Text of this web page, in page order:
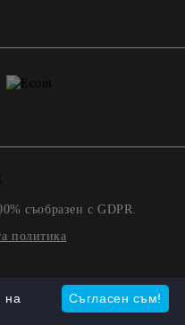
съобразен с GDPR.
политика
Съгласен съм!
на